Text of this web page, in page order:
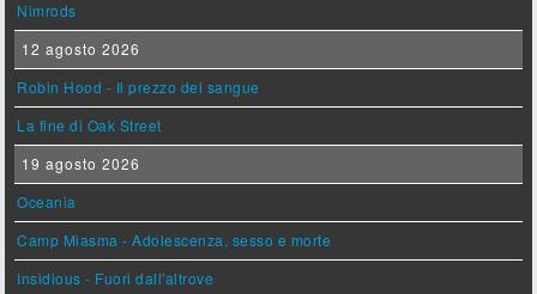
Nimrods
12 agosto 2026
Robin Hood - Il prezzo del sangue
La fine di Oak Street
19 agosto 2026
Oceania
Camp Miasma - Adolescenza, sesso e morte
Insidious - Fuori dall'altrove